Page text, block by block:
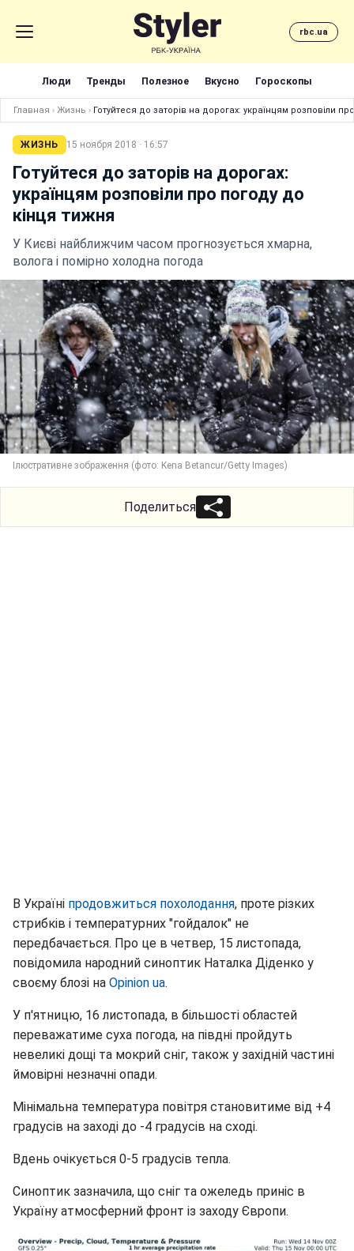
rbc.ua
Люди Тренды Полезное Вкусно Гороскопы
Главная › Жизнь › Готуйтеся до заторів на дорогах: українцям розповіли
ЖИЗНЬ 15 ноября 2018 · 16:57
Готуйтеся до заторів на дорогах:
українцям розповіли про погоду до
кінця тижня
У Києві найближчим часом прогнозується хмарна,
волога і помірно холодна погода
Ілюстративне зображення (фото: Kena Betancur/Getty Images)
Поделиться
В Україні продовжиться похолодання, проте різких
стрибків і температурних "гойдалок" не
передбачається. Про це в четвер, 15 листопада,
повідомила народний синоптик Наталка Діденко у
своєму блозі на Opinion ua.
У п'ятницю, 16 листопада, в більшості областей
переважатиме суха погода, на півдні пройдуть
невеликі дощі та мокрий сніг, також у західній частині
ймовірні незначні опади.
Мінімальна температура повітря становитиме від +4
градусів на заході до -4 градусів на сході.
Вдень очікується 0-5 градусів тепла.
Синоптик зазначила, що сніг та ожеледь приніс в
Україну атмосферний фронт із заходу Європи.